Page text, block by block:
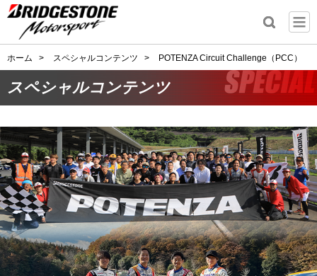
ホーム > スペシャルコンテンツ > POTENZA Circuit Challenge（PCC）
スペシャルコンテンツ